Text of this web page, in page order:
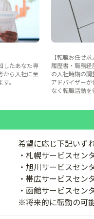
したあなた専
から入社に至
。
【転職お任せ
履歴書・職務
の入社時期の
アドバイザー
なく転職活動を
希望に応じ下記いず
・札幌サービスセン
・旭川サービスセン
・帯広サービスセン
・函館サービスセン
※将来的に転勤の可